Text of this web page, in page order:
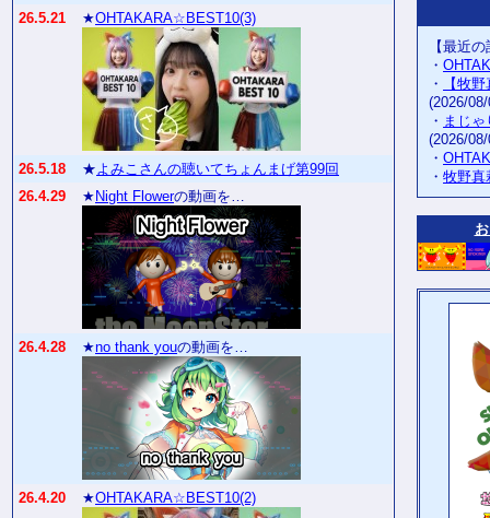
26.5.21
★OHTAKARA☆BEST10(3)
26.5.18 ★よみこさんの聴いてちょんまげ第99回
26.4.29
★ Night Flowerの動画を…
26.4.28 ★no thank youの動画を…
26.4.20 ★OHTAKARA☆BEST10(2)
【最近
・
・
【牧
(2026/
・ まじ
(2026/
・
・ 牧野真